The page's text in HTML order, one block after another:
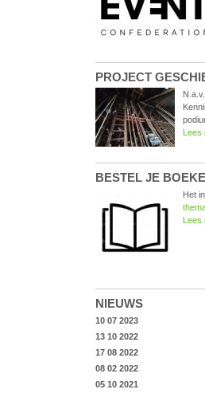
PROJECT
Lees
BESTEL JE
Het
Lees
NIEUWS
10 07 2023
13 10 2022
17 08 2022
08 02 2022
05 10 2021